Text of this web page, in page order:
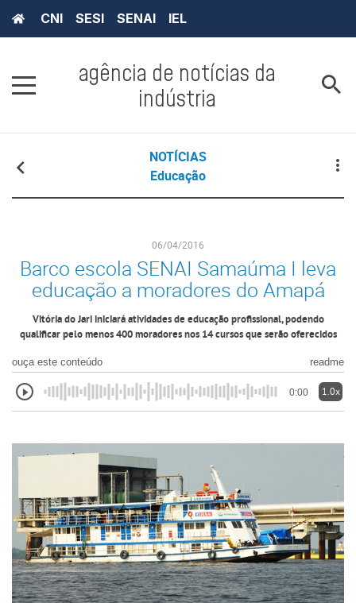
CNI SESI SENAI IEL
agência de notícias da
indústria
NOTÍCIAS
Educação
06/04/2016
Barco escola SENAI Samaúma I leva
educação a moradores do Amapá
Vitória do Jari iniciará atividades de educação profissional, podendo
qualificar pelo menos 400 moradores nos 14 cursos que serão oferecidos
ouça este conteúdo readme
0:00 1.0x